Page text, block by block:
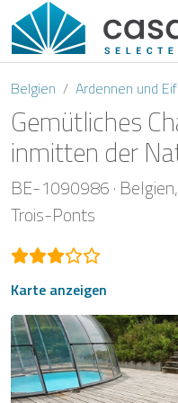
DE EN
Frühstück
Gutscheine
Eigentümer Log-In
Belgien Ardennen und
Gemütliches
inmitten der
BE-1090986 Belgien
Trois-Ponts
Karte anzeigen